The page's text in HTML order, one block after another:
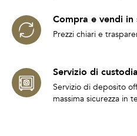
Compra e vendi in
Prezzi chiari e
Servizio di custodia
Servizio di deposito
massima sicurezza in